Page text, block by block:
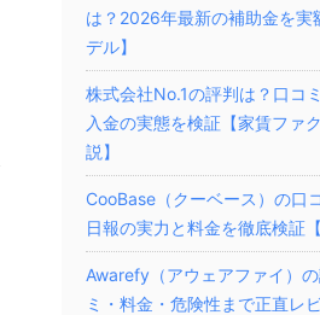
は？2026年最新の補助金を実
デル】
株式会社No.1の評判は？口コ
入金の実態を検証【家賃ファ
説】
CooBase（クーベース）の口
日報の実力と料金を徹底検証
Awarefy（アウェアファイ）
ミ・料金・危険性まで正直レ